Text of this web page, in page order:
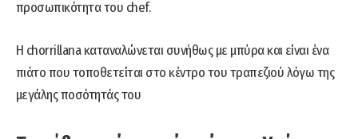
προσωπικότητα του chef.
Η chorrillana καταναλώνεται συνήθως με μπύρα και είναι ένα
πιάτο που τοποθετείται στο κέντρο του τραπεζιού λόγω της
μεγάλης ποσότητάς του